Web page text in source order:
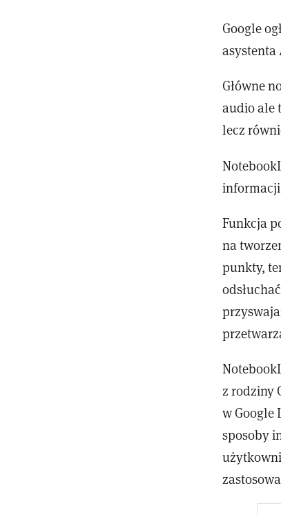
Google
Główne
audio ale
lecz
informacji
Funkcja
na
punkty,
z rodziny
w Google
sposoby